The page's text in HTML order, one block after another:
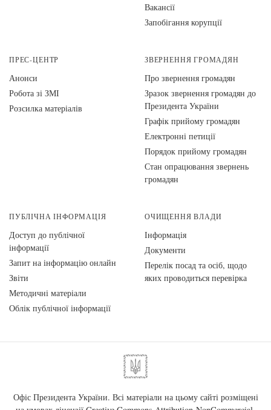
Вакансії
Запобігання корупції
ПРЕС-ЦЕНТР
Анонси
Робота зі ЗМІ
Розсилка матеріалів
ЗВЕРНЕННЯ ГРОМАДЯН
Про звернення громадян
Зразок звернення громадян до
Президента України
Графік прийому громадян
Електронні петиції
Порядок прийому громадян
Стан опрацювання звернень
громадян
ПУБЛІЧНА ІНФОРМАЦІЯ
Доступ до публічної
інформації
Запит на інформацію онлайн
Звіти
Методичні матеріали
Облік публічної інформації
ОЧИЩЕННЯ ВЛАДИ
Інформація
Документи
Перелік посад та осіб, щодо
яких проводиться перевірка
Офіс Президента України. Всі матеріали на цьому сайті розміщені